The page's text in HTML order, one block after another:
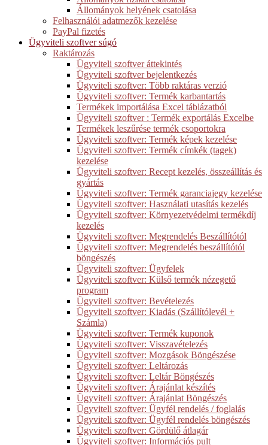
Állományok helyének csatolása
Felhasználói adatmezők kezelése
PayPal fizetés
Ügyviteli szoftver súgó
Raktározás
Ügyviteli szoftver áttekintés
Ügyviteli szoftver bejelentkezés
Ügyviteli szoftver: Több raktáras verzió
Ügyviteli szoftver: Termék karbantartás
Termékek importálása Excel táblázatból
Ügyviteli szoftver : Termék exportálás Excelbe
Termékek leszűrése termék csoportokra
Ügyviteli szoftver: Termék képek kezelése
Ügyviteli szoftver: Termék címkék (tagek)
kezelése
Ügyviteli szoftver: Recept kezelés, összeállítás és
gyártás
Ügyviteli szoftver: Termék garanciajegy kezelése
Ügyviteli szoftver: Használati utasítás kezelés
Ügyviteli szoftver: Környezetvédelmi termékdíj
kezelés
Ügyviteli szoftver: Megrendelés Beszállítótól
Ügyviteli szoftver: Megrendelés beszállítótól
böngészés
Ügyviteli szoftver: Ügyfelek
Ügyviteli szoftver: Külső termék nézegető
program
Ügyviteli szoftver: Bevételezés
Ügyviteli szoftver: Kiadás (Szállítólevél +
Számla)
Ügyviteli szoftver: Termék kuponok
Ügyviteli szoftver: Visszavételezés
Ügyviteli szoftver: Mozgások Böngészése
Ügyviteli szoftver: Leltározás
Ügyviteli szoftver: Leltár Böngészés
Ügyviteli szoftver: Árajánlat készítés
Ügyviteli szoftver: Árajánlat Böngészés
Ügyviteli szoftver: Ügyfél rendelés / foglalás
Ügyviteli szoftver: Ügyfél rendelés böngészés
Ügyviteli szoftver: Gördülő átlagár
Ügyviteli szoftver: Információs pult